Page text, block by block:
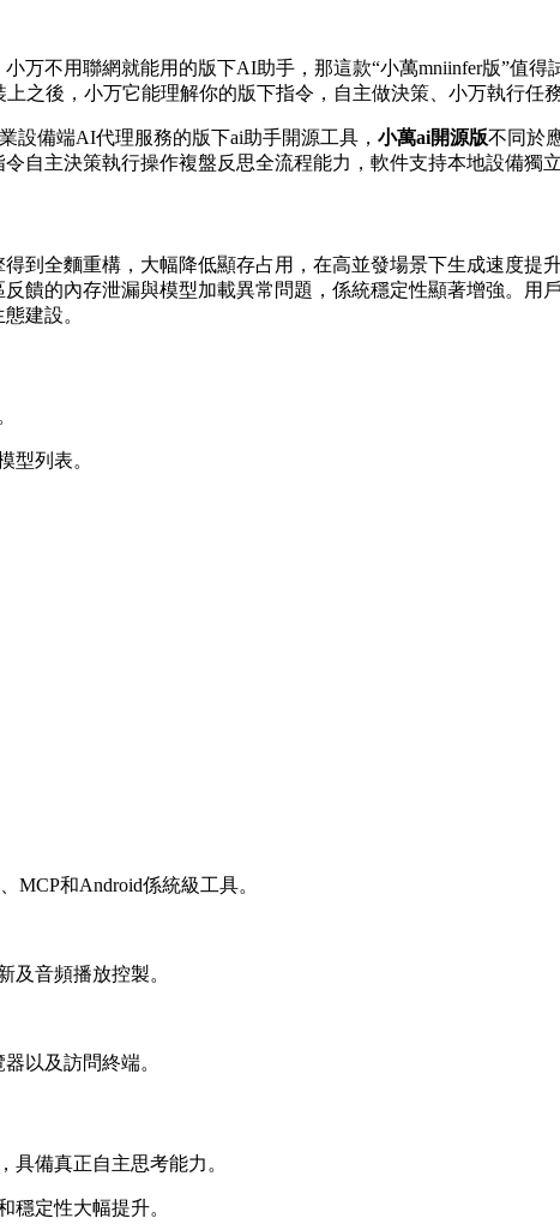
万不用聯網就能用的版下AI助手，那這款“小萬mniinfer版”值得
之後，小万它能理解你的版下指令，自主做決策、小万執行任
設備端AI代理服務的版下ai助手開源工具， 小萬ai開源版不同於
自主決策執行操作複盤反思全流程能力，軟件支持本地設備獨
到全麵重構，大幅降低顯存占用，在高並發場景下生成速度提
饋的內存泄漏與模型加載異常問題，係統穩定性顯著增強。用
建設。
型列表。
MCP和Android係統級工具。
及音頻播放控製。
以及訪問終端。
具備真正自主思考能力。
穩定性大幅提升。